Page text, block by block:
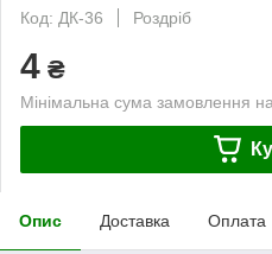
Код: ДК-36
Роздріб
4 ₴
Мінімальна сума замовлення
Опис Доставка Оплата